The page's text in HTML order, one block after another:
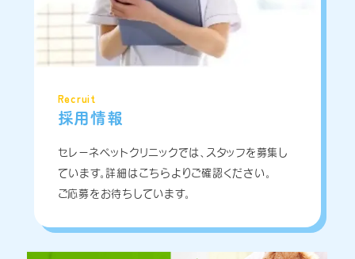
Recruit
採用情報
セレーネペットクリニックでは、スタッフを募集し
ています。詳細はこちらよりご確認ください。
ご応募をお待ちしています。